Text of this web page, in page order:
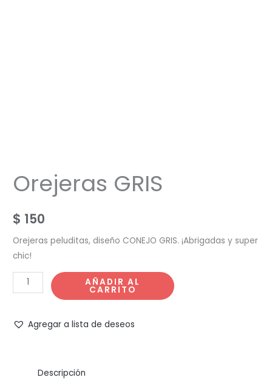
Orejeras GRIS
$ 150
Orejeras peluditas, diseño CONEJO GRIS. ¡Abrigadas y super
chic!
Orejeras
GRIS
AÑADIR AL
CARRITO
Agregar a lista de deseos
Descripción